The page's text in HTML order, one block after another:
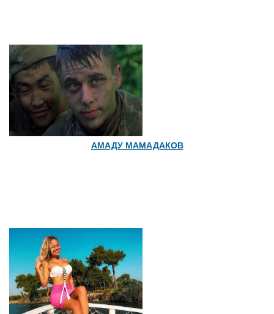
АМАДУ МАМАДАКОВ